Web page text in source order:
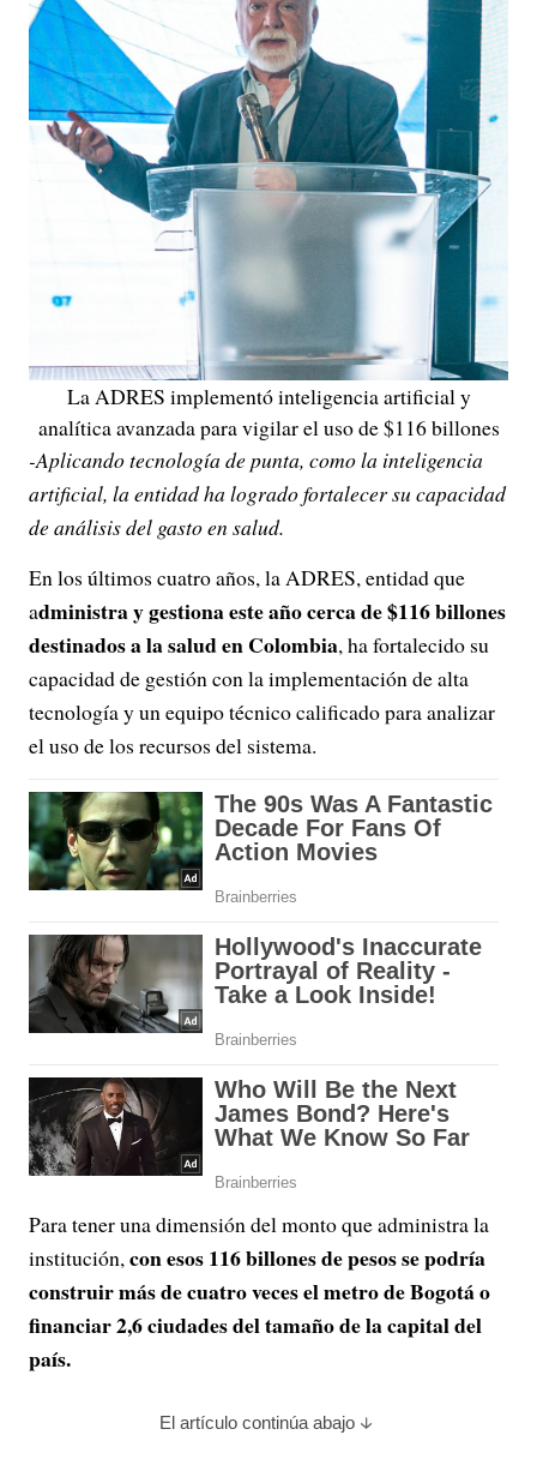
La ADRES implementó inteligencia artificial y
analítica avanzada para vigilar el uso de $116 billones
-Aplicando tecnología de punta, como la inteligencia
artificial, la entidad ha logrado fortalecer su capacidad
de análisis del gasto en salud.
En los últimos cuatro años, la ADRES, entidad que
administra y gestiona este año cerca de $116 billones
destinados a la salud en Colombia, ha fortalecido su
capacidad de gestión con la implementación de alta
tecnología y un equipo técnico calificado para analizar
el uso de los recursos del sistema.
Para tener una dimensión del monto que administra la
institución,con esos 116 billones de pesos se podría
construir más de cuatro veces el metro de Bogotá o
financiar 2,6 ciudades del tamaño de la capital del
país.
El artículo continúa abajo